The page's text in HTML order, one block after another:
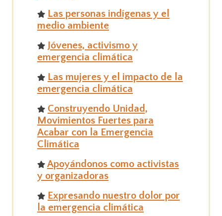
Las personas indígenas y el
medio ambiente
Jóvenes, activismo y
emergencia climática
Las mujeres y el impacto de la
emergencia climática
Construyendo Unidad,
Movimientos Fuertes para
Acabar con la Emergencia
Climática
Apoyándonos como activistas
y organizadoras
Expresando nuestro dolor por
la emergencia climática